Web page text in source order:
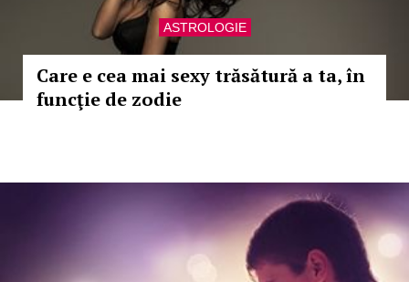
ASTROLOGIE
Care e cea mai sexy trăsătură a ta, în
funcţie de zodie